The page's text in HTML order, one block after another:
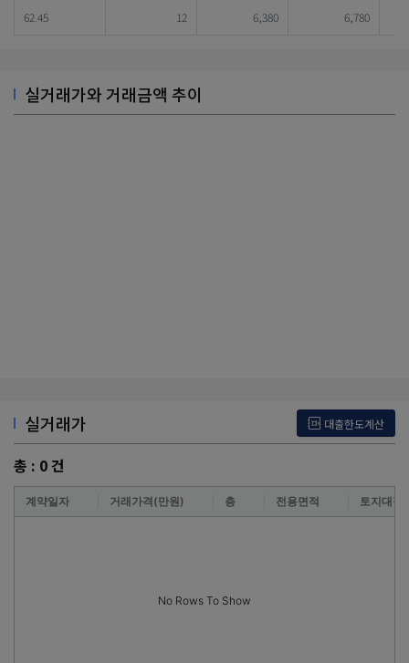
62.45 12 6,380 6,780
실거래가와 거래금액 추이
실거래가 대출한도계산
총 : 0건
계약일자 거래가격(만원) 층 전용면적 토지대장
No Rows To Show